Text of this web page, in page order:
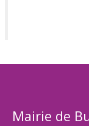
Mairie de